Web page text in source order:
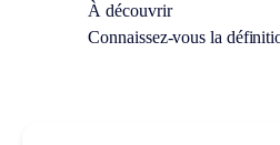
À découvrir
Connaissez-vous la